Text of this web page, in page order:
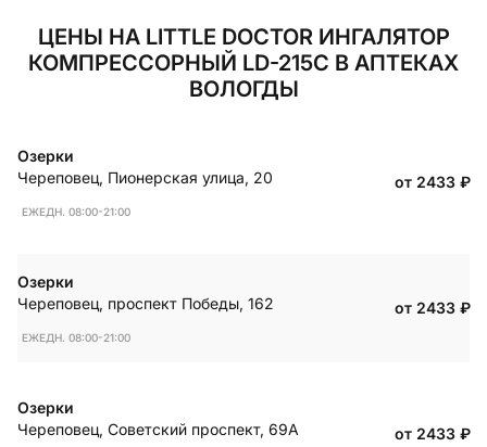
ЦЕНЫ НА LITTLE DOCTOR ИНГАЛЯТОР
КОМПРЕССОРНЫЙ LD-215С В АПТЕКАХ
ВОЛОГДЫ
Озерки
Череповец, Пионерская улица, 20
ЕЖЕДН. 08:00-21:00
от 2433 ₽
Озерки
Череповец, проспект Победы, 162
ЕЖЕДН. 08:00-21:00
от 2433 ₽
Озерки
Череповец, Советский проспект, 69А от 2433 ₽